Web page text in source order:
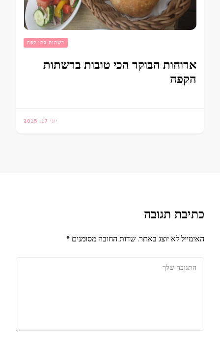
רשתות בתי קפה
ארוחות הבוקר הכי טובות ברשתות
הקפה
יוני 17, 2015
כתיבת תגובה
האימייל לא יוצג באתר.שדות החובה מסומנים *